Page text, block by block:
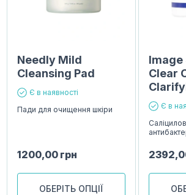
Needly Mild
Cleansing Pad
Є в наявності
Пади для очищення шкіри
1200,00 грн
ОБЕРІТЬ ОПЦІЇ
Image
Clear
Є в